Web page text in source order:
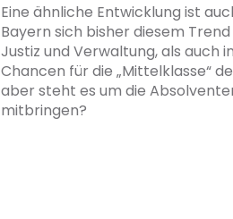
Eine ähnliche Entwicklung ist
Bayern sich bisher diesem
Justiz und Verwaltung, als auch
Chancen für die „Mittelklasse“
aber steht es um die
mitbringen?